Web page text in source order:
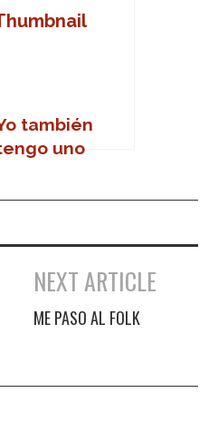
también
uno
NEXT ARTICLE
ME PASO AL FOLK